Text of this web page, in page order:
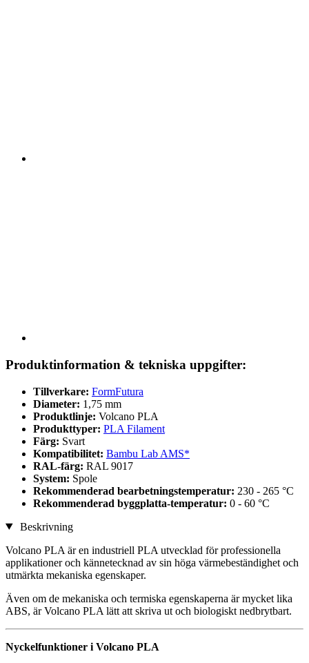
Produktinformation & tekniska uppgifter:
Tillverkare: FormFutura
Diameter: 1,75 mm
Produktlinje: Volcano PLA
Produkttyper: PLA Filament
Färg: Svart
Kompatibilitet: Bambu Lab AMS*
RAL-färg: RAL 9017
System: Spole
Rekommenderad bearbetningstemperatur: 230 - 265 °C
Rekommenderad byggplatta-temperatur: 0 - 60 °C
Beskrivning
Volcano PLA är en industriell PLA utvecklad för professionella
applikationer och kännetecknad av sin höga värmebeständighet och
utmärkta mekaniska egenskaper.
Även om de mekaniska och termiska egenskaperna är mycket lika
ABS, är Volcano PLA lätt att skriva ut och biologiskt nedbrytbart.
Nyckelfunktioner i Volcano PLA